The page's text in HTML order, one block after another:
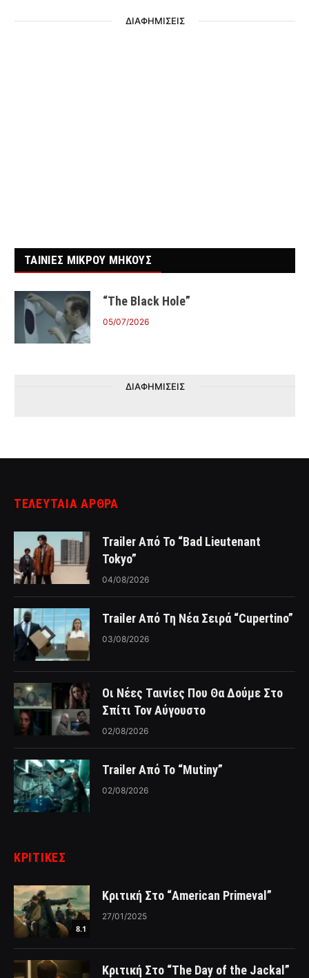
ΔΙΑΦΗΜΙΣΕΙΣ
ΤΑΙΝΙΕΣ ΜΙΚΡΟΥ ΜΗΚΟΥΣ
“The Black Hole”
05/07/2026
ΔΙΑΦΗΜΙΣΕΙΣ
ΤΕΛΕΥΤΑΙΑ ΑΡΘΡΑ
Trailer Από Το “Bad Lieutenant
Tokyo”
04/08/2026
Trailer Από Τη Νέα Σειρά “Cupertino”
03/08/2026
Οι Νέες Ταινίες Που Θα Δούμε Στο
Σπίτι Τον Αύγουστο
02/08/2026
Trailer Από Το “Mutiny”
02/08/2026
ΚΡΙΤΙΚΈΣ
8.1
Κριτική Στο “American Primeval”
27/01/2025
Κριτική Στο “The Day of the Jackal”